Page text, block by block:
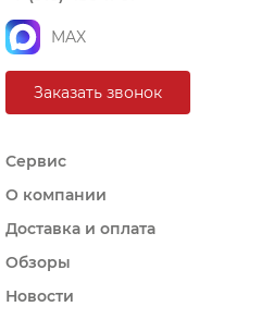
MAX
Заказать звонок
Сервис
О компании
Доставка и оплата
Обзоры
Новости